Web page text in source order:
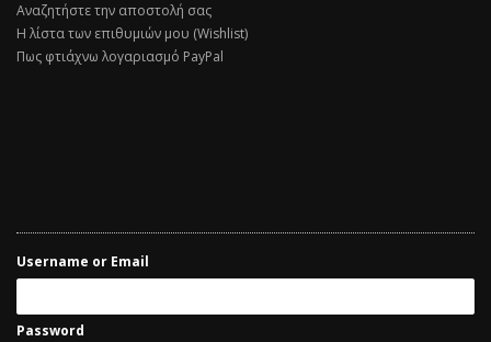
Αναζητήστε την αποστολή σας
Η λίστα των επιθυμιών μου (Wishlist)
Πως φτιάχνω λογαριασμό PayPal
Username or Email
Password